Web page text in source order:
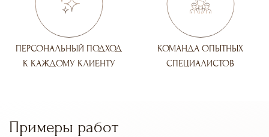
ПЕРСОНАЛЬНЫЙ ПОДХОД
К КАЖДОМУ КЛИЕНТУ
КОМАНДА ОПЫТНЫХ
СПЕЦИАЛИСТОВ
Примеры работ